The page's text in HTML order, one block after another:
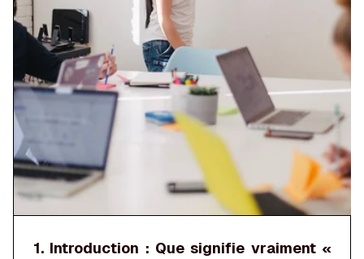
1. Introduction : Que signifie vraiment «